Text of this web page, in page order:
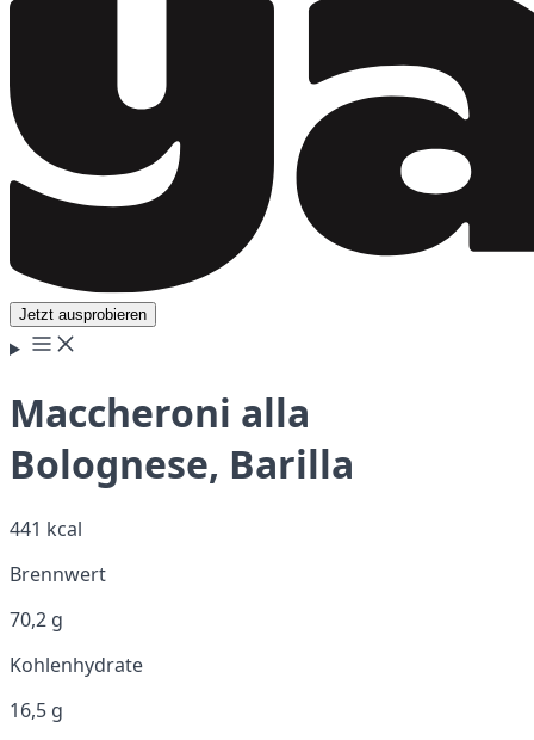
Jetzt ausprobieren
Maccheroni alla
Bolognese, Barilla
441 kcal
Brennwert
70,2 g
Kohlenhydrate
16,5 g